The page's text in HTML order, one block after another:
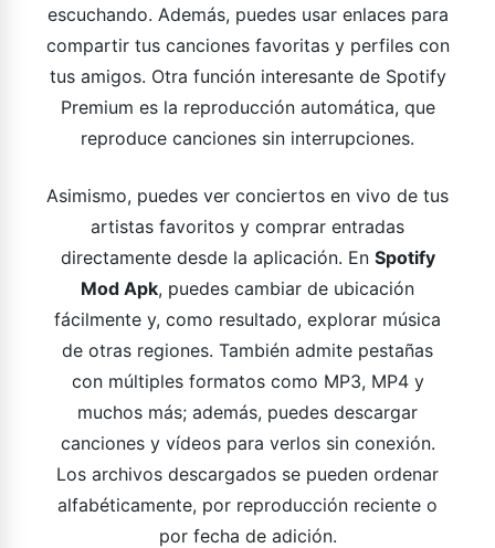
escuchando. Además, puedes usar enlaces para
compartir tus canciones favoritas y perfiles con
tus amigos. Otra función interesante de Spotify
Premium es la reproducción automática, que
reproduce canciones sin interrupciones.
Asimismo, puedes ver conciertos en vivo de tus
artistas favoritos y comprar entradas
directamente desde la aplicación. En Spotify
Mod Apk, puedes cambiar de ubicación
fácilmente y, como resultado, explorar música
de otras regiones. También admite pestañas
con múltiples formatos como MP3, MP4 y
muchos más; además, puedes descargar
canciones y vídeos para verlos sin conexión.
Los archivos descargados se pueden ordenar
alfabéticamente, por reproducción reciente o
por fecha de adición.